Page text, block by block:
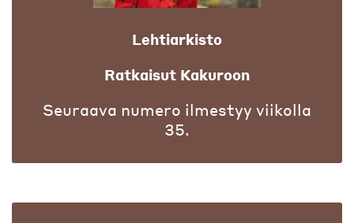
Lehtiarkisto
Ratkaisut Kakuroon
Seuraava numero ilmestyy viikolla
35.